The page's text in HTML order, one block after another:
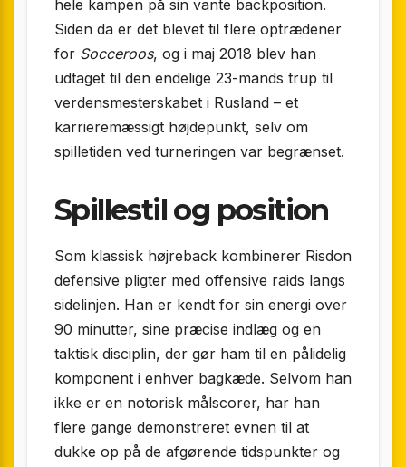
hele kampen på sin vante backposition.
Siden da er det blevet til flere optrædener
for Socceroos, og i maj 2018 blev han
udtaget til den endelige 23-mands trup til
verdensmesterskabet i Rusland – et
karrieremæssigt højdepunkt, selv om
spilletiden ved turneringen var begrænset.
Spillestil og position
Som klassisk højreback kombinerer Risdon
defensive pligter med offensive raids langs
sidelinjen. Han er kendt for sin energi over
90 minutter, sine præcise indlæg og en
taktisk disciplin, der gør ham til en pålidelig
komponent i enhver bagkæde. Selvom han
ikke er en notorisk målscorer, har han
flere gange demonstreret evnen til at
dukke op på de afgørende tidspunkter og